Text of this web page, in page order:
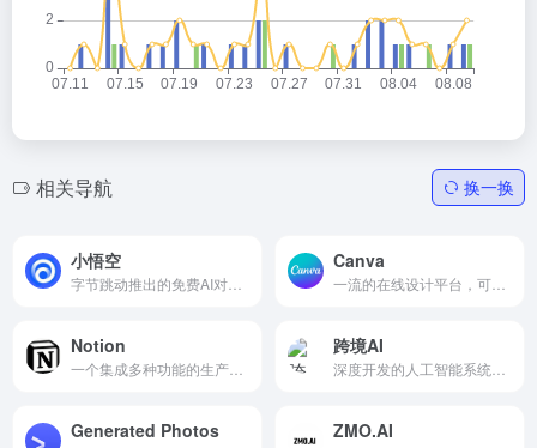
相关导航 换一换
小悟空 Canva
Notion 跨境AI
Generated Photos ZMO.AI